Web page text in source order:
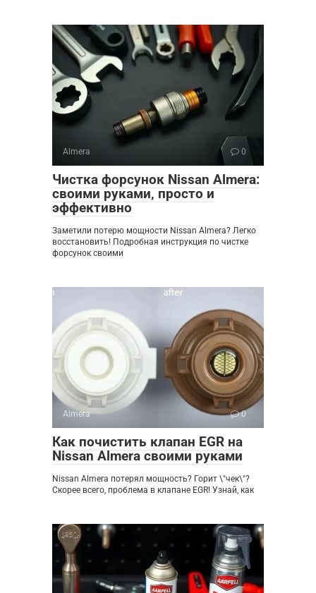
Almera 0
Чистка форсунок Nissan Almera:
своими руками‚ просто и
эффективно
Заметили потерю мощности Nissan Almera? Легко
восстановить! Подробная инструкция по чистке
форсунок своими
Almera 0
Как почистить клапан EGR на
Nissan Almera своими руками
Nissan Almera потерял мощность? Горит \"чек\"?
Скорее всего, проблема в клапане EGR! Узнай, как